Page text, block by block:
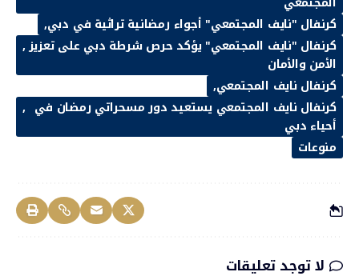
كرنفال "نايف المجتمعي" أجواء رمضانية تراثية في دبي
كرنفال "نايف المجتمعي" يؤكد حرص شرطة دبي على تعزيز
الأمن والأمان
كرنفال نايف المجتمعي
كرنفال نايف المجتمعي يستعيد دور مسحراتي رمضان في
أحياء دبي
منوعات
لا توجد تعليقات